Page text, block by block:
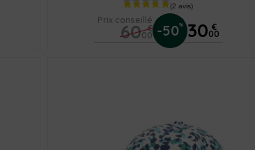
Prix conseillé
60 €
00 -50% 30 €
00